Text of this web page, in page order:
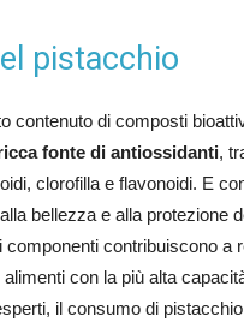
pistacchio
contenuto di composti
fonte di antiossidanti,
clorofilla e flavonoidi. E
bellezza e alla protezione
componenti contribuiscono a
con la più alta
il consumo di